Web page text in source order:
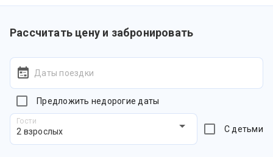
Рассчитать цену и забронировать
Даты поездки
Предложить недорогие даты
Гости
2 взрослых С детьми